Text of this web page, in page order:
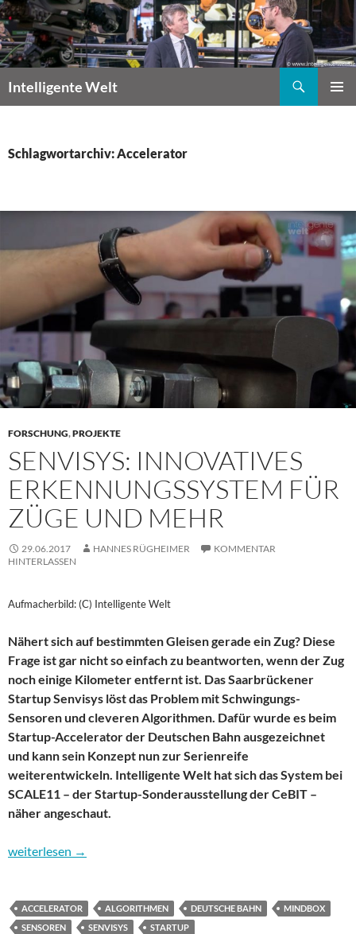
Zum
Inhalt
springen
Intelligente Welt
Schlagwortarchiv: Accelerator
FORSCHUNG,PROJEKTE
SENVISYS: INNOVATIVES
ERKENNUNGSSYSTEM FÜR
ZÜGE UND MEHR
29.06.2017 HANNES RÜGHEIMER
KOMMENTAR
HINTERLASSEN
Aufmacherbild: (C) Intelligente Welt
Nähert sich auf bestimmten Gleisen gerade ein Zug? Diese
Frage ist gar nicht so einfach zu beantworten, wenn der Zug
noch einige Kilometer entfernt ist. Das Saarbrückener
Startup Senvisys löst das Problem mit Schwingungs-
Sensoren und cleveren Algorithmen. Dafür wurde es beim
Startup-Accelerator der Deutschen Bahn ausgezeichnet
und kann sein Konzept nun zur Serienreife
weiterentwickeln. Intelligente Welt hat sich das System bei
SCALE11 – der Startup-Sonderausstellung der CeBIT –
näher angeschaut.
Senvisys: Innovatives Erkennungssystem für Züge und mehr
weiterlesen →
ACCELERATOR ALGORITHMEN DEUTSCHE BAHN
MINDBOX
SENSOREN
SENVISYS
STARTUP